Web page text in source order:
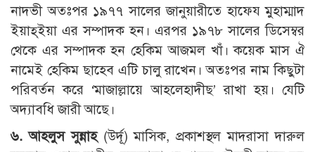
নাদভী অতঃপর ১৯৭৭ সালের জানুয়ারীতে হাফেয মুহাম্মাদ
ইয়াহ্ইয়া এর সম্পাদক হন। এরপর ১৯৭৮ সালের ডিসেম্বর
থেকে এর সম্পাদক হন হেকিম আজমল খাঁ। কয়েক মাস ঐ
নামেই হেকিম ছাহেব এটি চালু রাখেন। অতঃপর নাম কিছুটা
পরিবর্তন করে ‘মাজাল্লায়ে আহলেহাদীছ’ রাখা হয়। যেটি
অদ্যাবধি জারী আছে।
৬. আহলুস সুন্নাহ(উর্দূ) মাসিক, প্রকাশস্থল মাদরাসা দারুল